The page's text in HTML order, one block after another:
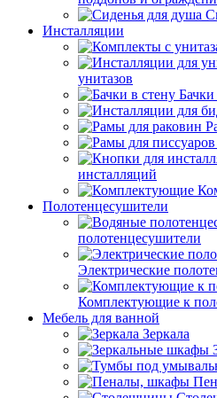
Инсталляции
унитазов
Бачки
инсталляций
Полотенцесушители
полотенцесушители
Электрические
Комплектующие к
Мебель для ванной
Зеркала